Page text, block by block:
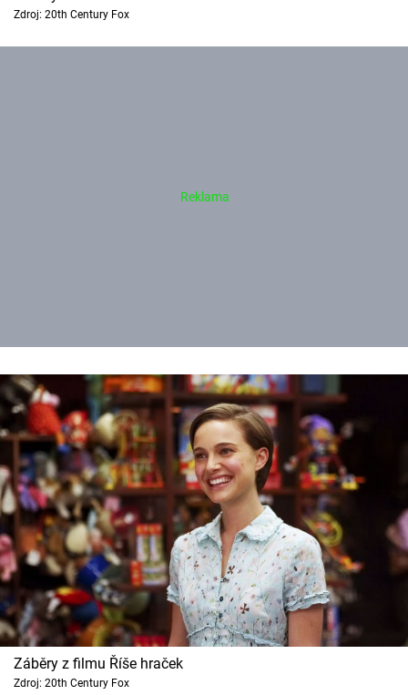
Zdroj: 20th Century Fox
Záběry z filmu Říše hraček
Zdroj: 20th Century Fox